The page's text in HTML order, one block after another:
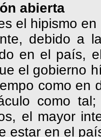
abierta
el hipismo
debido a
en el país,
el gobierno
como en
como
el mayor
estar en el